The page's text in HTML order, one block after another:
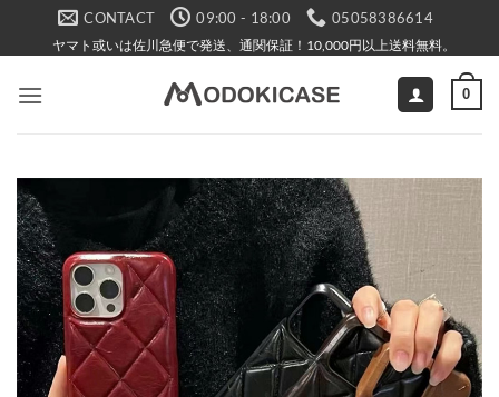
CONTACT 09:00 - 18:00 05058386614
ヤマト或いは佐川急便で発送、通関保証！10,000円以上送料無料。
0